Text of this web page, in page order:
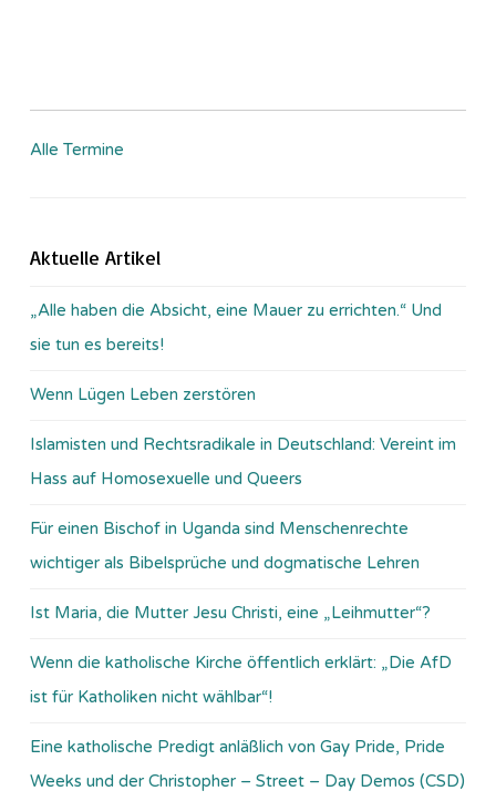
Alle Termine
Aktuelle Artikel
„Alle haben die Absicht, eine Mauer zu errichten.“ Und
sie tun es bereits!
Wenn Lügen Leben zerstören
Islamisten und Rechtsradikale in Deutschland: Vereint im
Hass auf Homosexuelle und Queers
Für einen Bischof in Uganda sind Menschenrechte
wichtiger als Bibelsprüche und dogmatische Lehren
Ist Maria, die Mutter Jesu Christi, eine „Leihmutter“?
Wenn die katholische Kirche öffentlich erklärt: „Die AfD
ist für Katholiken nicht wählbar“!
Eine katholische Predigt anläßlich von Gay Pride, Pride
Weeks und der Christopher – Street – Day Demos (CSD)